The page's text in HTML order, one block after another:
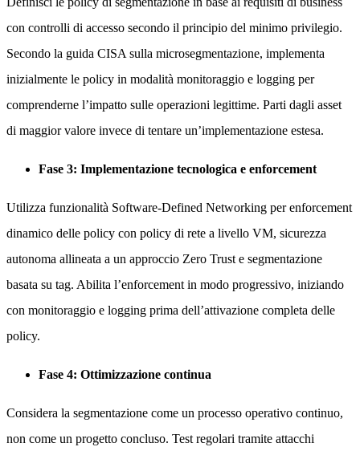
con controlli di accesso secondo il principio del minimo privilegio.
Secondo la guida CISA sulla microsegmentazione, implementa
inizialmente le policy in modalità monitoraggio e logging per
comprenderne l’impatto sulle operazioni legittime. Parti dagli asset
di maggior valore invece di tentare un’implementazione estesa.
Fase 3: Implementazione tecnologica e enforcement
Utilizza funzionalità Software-Defined Networking per enforcement
dinamico delle policy con policy di rete a livello VM, sicurezza
autonoma allineata a un approccio Zero Trust e segmentazione
basata su tag. Abilita l’enforcement in modo progressivo, iniziando
con monitoraggio e logging prima dell’attivazione completa delle
policy.
Fase 4: Ottimizzazione continua
Considera la segmentazione come un processo operativo continuo,
non come un progetto concluso. Test regolari tramite attacchi